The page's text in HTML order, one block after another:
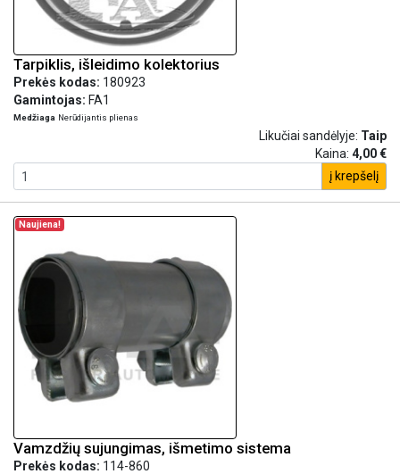
Tarpiklis, išleidimo kolektorius
Prekės kodas: 180923
Gamintojas: FA1
Medžiaga Nerūdijantis plienas
Likučiai sandėlyje: Taip
Kaina: 4,00 €
į krepšelį
Naujiena!
Vamzdžių sujungimas, išmetimo sistema
Prekės kodas: 114-860